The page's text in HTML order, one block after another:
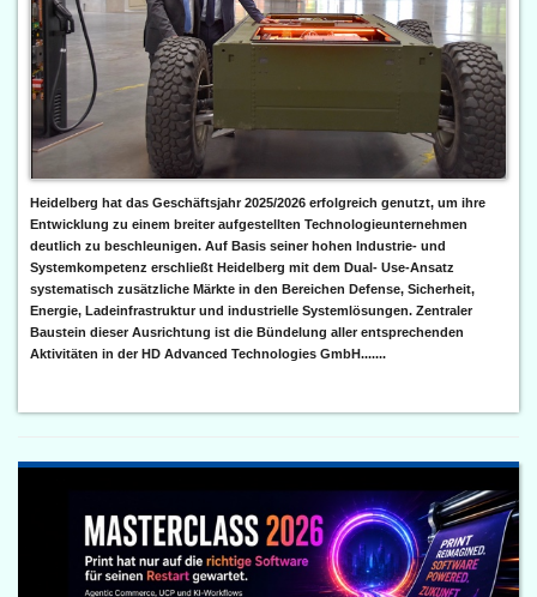
Heidelberg hat das Geschäftsjahr 2025/2026 erfolgreich genutzt, um ihre
Entwicklung zu einem breiter aufgestellten Technologieunternehmen
deutlich zu beschleunigen. Auf Basis seiner hohen Industrie- und
Systemkompetenz erschließt Heidelberg mit dem Dual- Use-Ansatz
systematisch zusätzliche Märkte in den Bereichen Defense, Sicherheit,
Energie, Ladeinfrastruktur und industrielle Systemlösungen. Zentraler
Baustein dieser Ausrichtung ist die Bündelung aller entsprechenden
Aktivitäten in der HD Advanced Technologies GmbH.......